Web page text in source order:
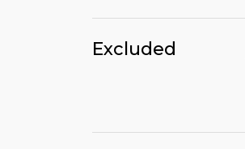
Excluded